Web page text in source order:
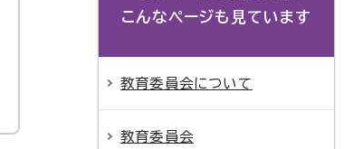
こんなページも見ています
教育委員会について
教育委員会